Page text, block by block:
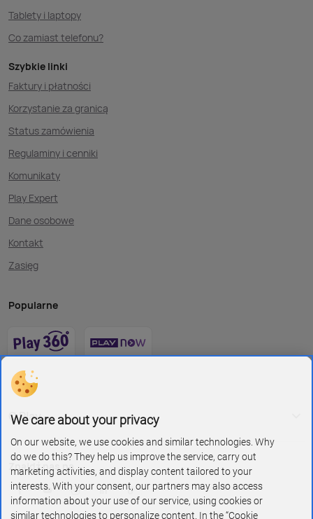
Tablety i laptopy
Co zamiast telefonu?
Szybkie linki
Faktury i płatności
Korzystanie za granicą
Status zamówienia
Regulaminy i cenniki
Komunikaty
Play Expert
Dane osobowe
Kontakt
Zasięg
Popularne
O Play
Znajdź nas na
We care about your privacy
On our website, we use cookies and similar technologies. Why
do we do this? They help us improve the service, carry out
marketing activities, and display content tailored to your
interests. With your consent, our partners may also access
information about your use of our service, using cookies or
similar technologies to personalize content. In the “Cookie